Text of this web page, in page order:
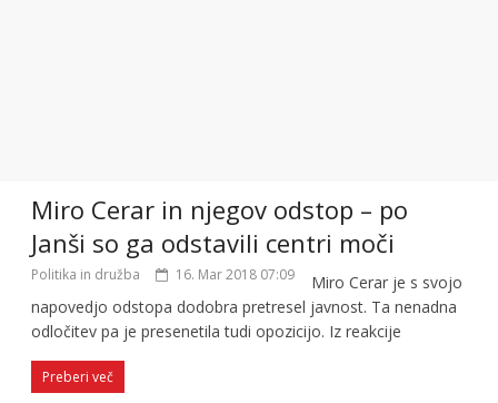
Miro Cerar in njegov odstop – po
Janši so ga odstavili centri moči
Politika in družba 16. Mar 2018 07:09
Miro Cerar je s svojo
napovedjo odstopa dodobra pretresel javnost. Ta nenadna
odločitev pa je presenetila tudi opozicijo. Iz reakcije
Preberi več